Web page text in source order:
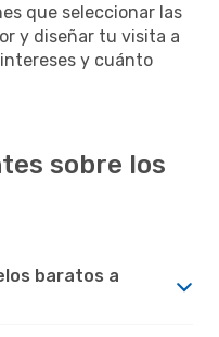
que seleccionar las
y diseñar tu visita a
y cuánto
sobre los
baratos a